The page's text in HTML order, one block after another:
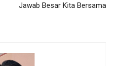
Jawab Besar Kita Bersama